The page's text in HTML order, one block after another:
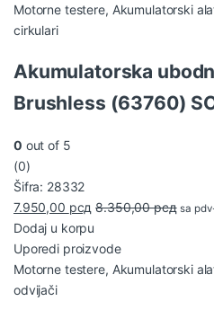
Motorne testere, Akumulatorski
cirkulari
Akumulatorska
Brushless (63760)
0 out of 5
(0)
Šifra: 28332
7.950,00 рсд 8.350,00рсд sa
Dodaj u korpu
Uporedi proizvode
Motorne testere, Akumulatorski
odvijači